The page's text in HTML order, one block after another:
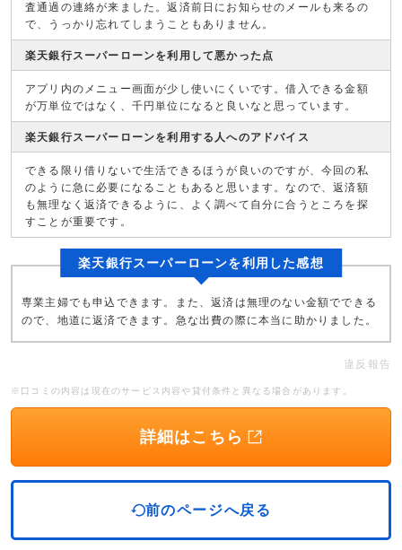
査通過の連絡が来ました。返済前日にお知らせのメールも来るの
で、うっかり忘れてしまうこともありません。
楽天銀行スーパーローンを利用して悪かった点
アプリ内のメニュー画面が少し使いにくいです。借入できる金額
が万単位ではなく、千円単位になると良いなと思っています。
楽天銀行スーパーローンを利用する人へのアドバイス
できる限り借りないで生活できるほうが良いのですが、今回の私
のように急に必要になることもあると思います。なので、返済額
も無理なく返済できるように、よく調べて自分に合うところを探
すことが重要です。
楽天銀行スーパーローンを利用した感想
専業主婦でも申込できます。また、返済は無理のない金額でできる
ので、地道に返済できます。急な出費の際に本当に助かりました。
違反報告
※口コミの内容は現在のサービス内容や貸付条件と異なる場合があります。
詳細はこちら
前のページへ戻る